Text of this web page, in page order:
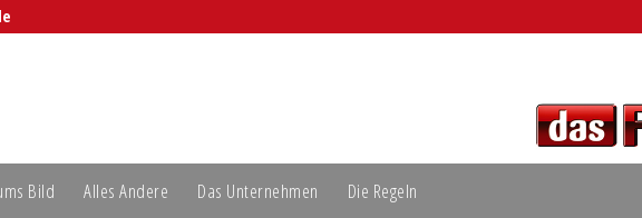
Bild Alles Andere Das Unternehmen Die Regeln